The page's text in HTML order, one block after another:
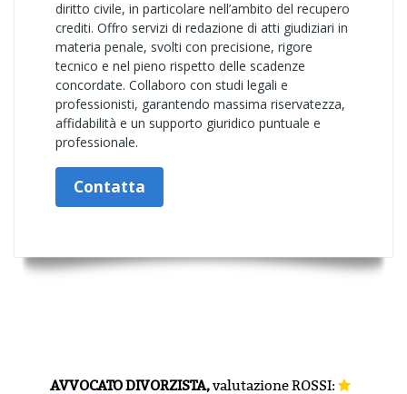
diritto civile, in particolare nell’ambito del recupero
crediti. Offro servizi di redazione di atti giudiziari in
materia penale, svolti con precisione, rigore
tecnico e nel pieno rispetto delle scadenze
concordate. Collaboro con studi legali e
professionisti, garantendo massima riservatezza,
affidabilità e un supporto giuridico puntuale e
professionale.
Contatta
AVVOCATO DIVORZISTA,valutazioneROSSI: